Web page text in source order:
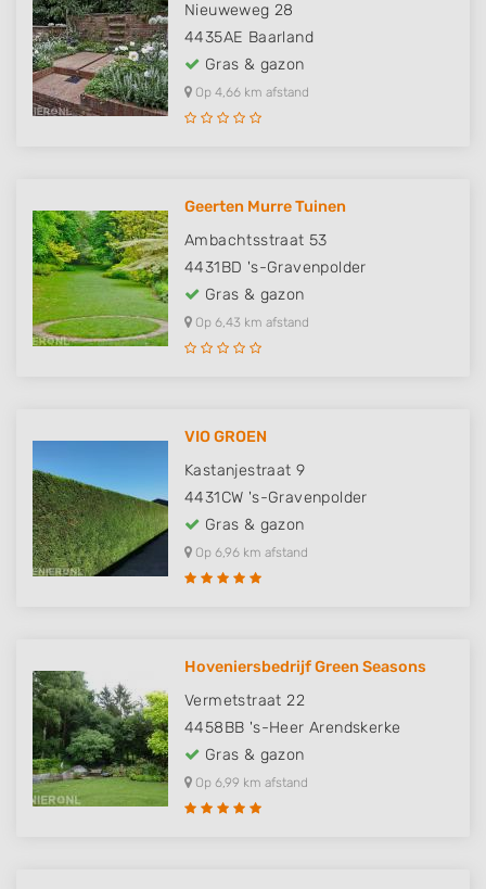
Nieuweweg 28
4435AE Baarland
Gras & gazon
Op 4,66 km afstand
Geerten Murre Tuinen
Ambachtsstraat 53
4431BD 's-Gravenpolder
Gras & gazon
Op 6,43 km afstand
VIO GROEN
Kastanjestraat 9
4431CW 's-Gravenpolder
Gras & gazon
Op 6,96 km afstand
Hoveniersbedrijf Green Seasons
Vermetstraat 22
4458BB 's-Heer Arendskerke
Gras & gazon
Op 6,99 km afstand